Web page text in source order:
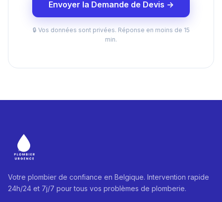
Envoyer la Demande de Devis →
🔒 Vos données sont privées. Réponse en moins de 15
min.
Votre plombier de confiance en Belgique. Intervention rapide
24h/24 et 7j/7 pour tous vos problèmes de plomberie.